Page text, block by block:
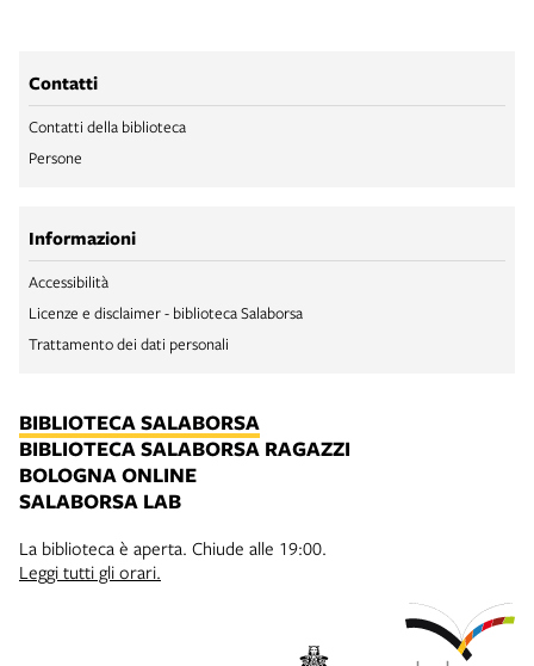
Contatti
Contatti della biblioteca
Persone
Informazioni
Accessibilità
Licenze e disclaimer - biblioteca Salaborsa
Trattamento dei dati personali
BIBLIOTECA SALABORSA
BIBLIOTECA SALABORSA RAGAZZI
BOLOGNA ONLINE
SALABORSA LAB
La biblioteca è aperta. Chiude alle 19:00.
Leggi tutti gli orari.